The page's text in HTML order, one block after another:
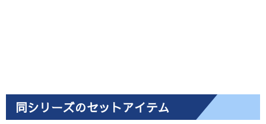
同シリーズのセットアイテム